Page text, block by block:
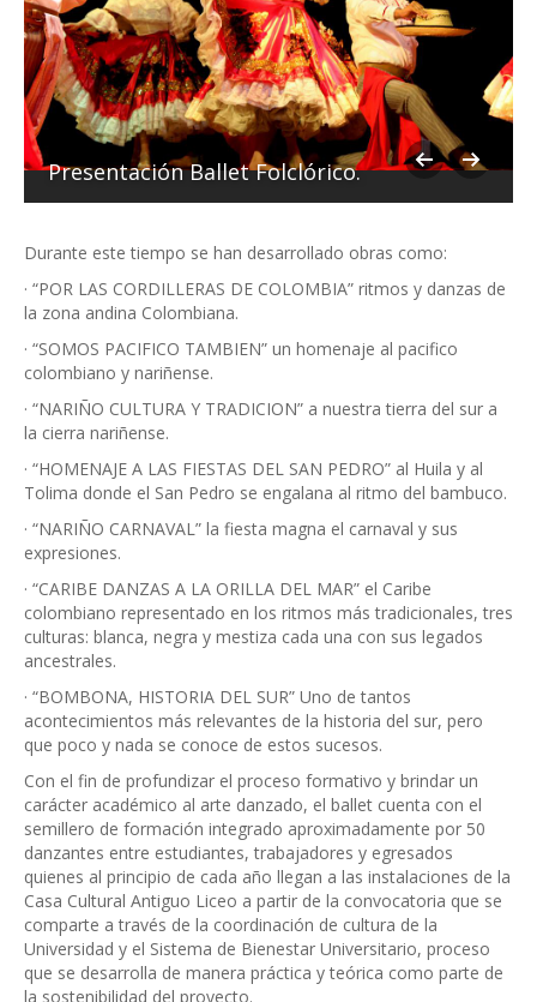
Presentación Ballet Folclórico.
Durante este tiempo se han desarrollado obras como:
· “POR LAS CORDILLERAS DE COLOMBIA” ritmos y danzas de
la zona andina Colombiana.
· “SOMOS PACIFICO TAMBIEN” un homenaje al pacifico
colombiano y nariñense.
· “NARIÑO CULTURA Y TRADICION” a nuestra tierra del sur a
la cierra nariñense.
· “HOMENAJE A LAS FIESTAS DEL SAN PEDRO” al Huila y al
Tolima donde el San Pedro se engalana al ritmo del bambuco.
· “NARIÑO CARNAVAL” la fiesta magna el carnaval y sus
expresiones.
· “CARIBE DANZAS A LA ORILLA DEL MAR” el Caribe
colombiano representado en los ritmos más tradicionales, tres
culturas: blanca, negra y mestiza cada una con sus legados
ancestrales.
· “BOMBONA, HISTORIA DEL SUR” Uno de tantos
acontecimientos más relevantes de la historia del sur, pero
que poco y nada se conoce de estos sucesos.
Con el fin de profundizar el proceso formativo y brindar un
carácter académico al arte danzado, el ballet cuenta con el
semillero de formación integrado aproximadamente por 50
danzantes entre estudiantes, trabajadores y egresados
quienes al principio de cada año llegan a las instalaciones de la
Casa Cultural Antiguo Liceo a partir de la convocatoria que se
comparte a través de la coordinación de cultura de la
Universidad y el Sistema de Bienestar Universitario, proceso
que se desarrolla de manera práctica y teórica como parte de
la sostenibilidad del proyecto.